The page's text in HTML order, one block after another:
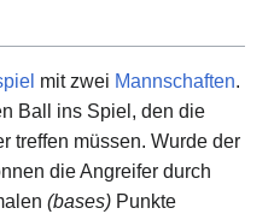
mit zwei Mannschaften.
Ball ins Spiel, den die
treffen müssen. Wurde der
die Angreifer durch
(bases) Punkte